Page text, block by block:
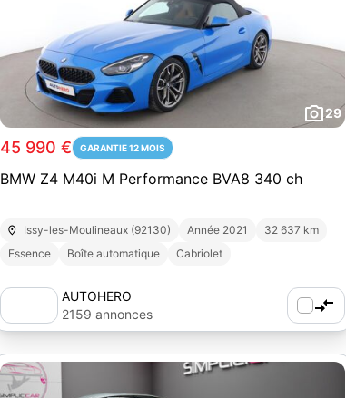
29
45 990 € GARANTIE 12 MOIS
BMW Z4 M40i M Performance BVA8 340 ch
Issy-les-Moulineaux (92130) Année 2021
32 637 km
Essence
Boîte automatique Cabriolet
AUTOHERO
2159 annonces